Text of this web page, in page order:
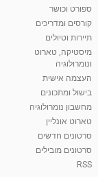
01:37
01:46
05:37
ספורט וכושר
קורסים ומדריכים
תיירות וטיולים
מיסטיקה, טארוט
ונומרולוגיה
העצמה אישית
בישול ומתכונים
מחשבון נומרולוגיה
טארוט אונליין
סרטונים חדשים
סרטונים מובילים
RSS